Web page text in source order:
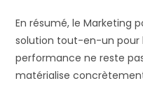
En résumé, le Marketing
solution tout-en-un pour
performance ne reste
matérialise